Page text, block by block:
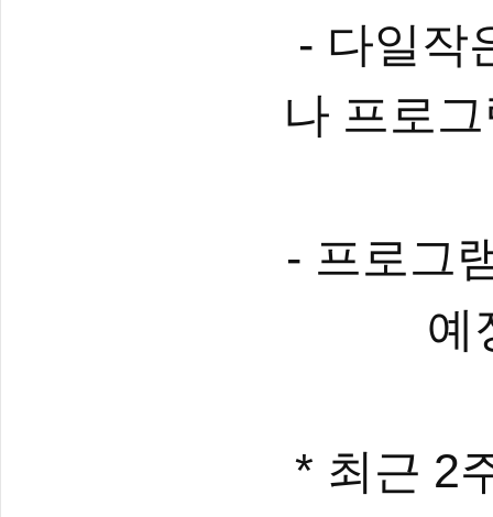
- 다일작
나 프로
- 프로그
예
* 최근 2